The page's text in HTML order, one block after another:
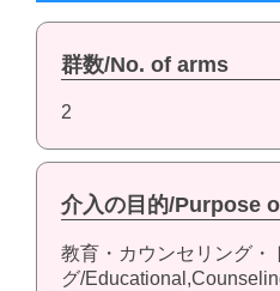
群数/No. of arms
2
介入の目的/Purpose
教育・カウンセリング・
グ/